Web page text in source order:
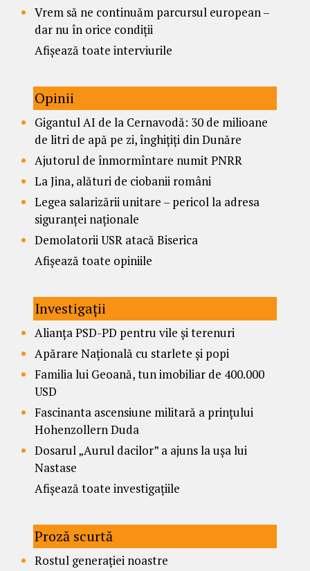
Vrem să ne continuăm parcursul european –
dar nu în orice condiții
Afișează toate interviurile
Opinii
Gigantul AI de la Cernavodă: 30 de milioane
de litri de apă pe zi, înghițiți din Dunăre
Ajutorul de înmormîntare numit PNRR
La Jina, alături de ciobanii români
Legea salarizării unitare – pericol la adresa
siguranței naționale
Demolatorii USR atacă Biserica
Afișează toate opiniile
Investigații
Alianța PSD-PD pentru vile și terenuri
Apărare Națională cu starlete și popi
Familia lui Geoană, tun imobiliar de 400.000
USD
Fascinanta ascensiune militară a prințului
Hohenzollern Duda
Dosarul „Aurul dacilor” a ajuns la ușa lui
Nastase
Afișează toate investigațiile
Proză scurtă
Rostul generației noastre